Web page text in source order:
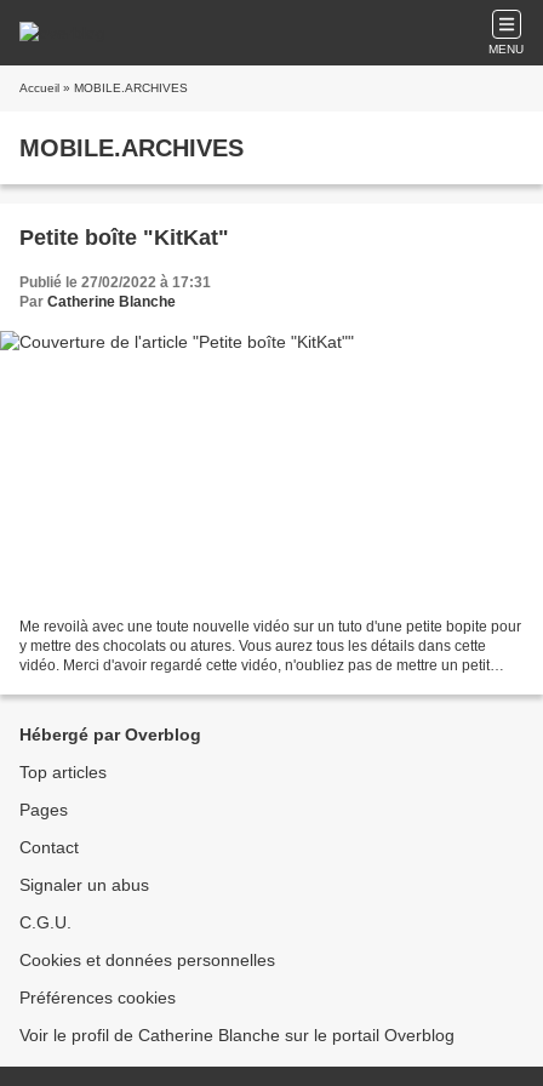
MENU
Accueil » MOBILE.ARCHIVES
MOBILE.ARCHIVES
Petite boîte "KitKat"
Publié le 27/02/2022 à 17:31
Par Catherine Blanche
Me revoilà avec une toute nouvelle vidéo sur un tuto d'une petite bopite pour
y mettre des chocolats ou atures. Vous aurez tous les détails dans cette
vidéo. Merci d'avoir regardé cette vidéo, n'oubliez pas de mettre un petit
Hébergé par Overblog
Top articles
Pages
Contact
Signaler un abus
C.G.U.
Cookies et données personnelles
Préférences cookies
Voir le profil de Catherine Blanche sur le portail Overblog